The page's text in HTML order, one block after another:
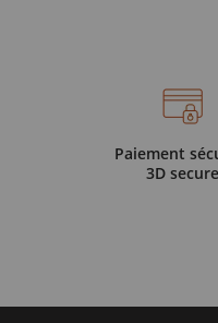
Paiement
3D secure